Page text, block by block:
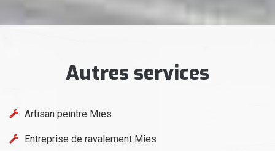
Autres services
Artisan peintre Mies
Entreprise de ravalement Mies